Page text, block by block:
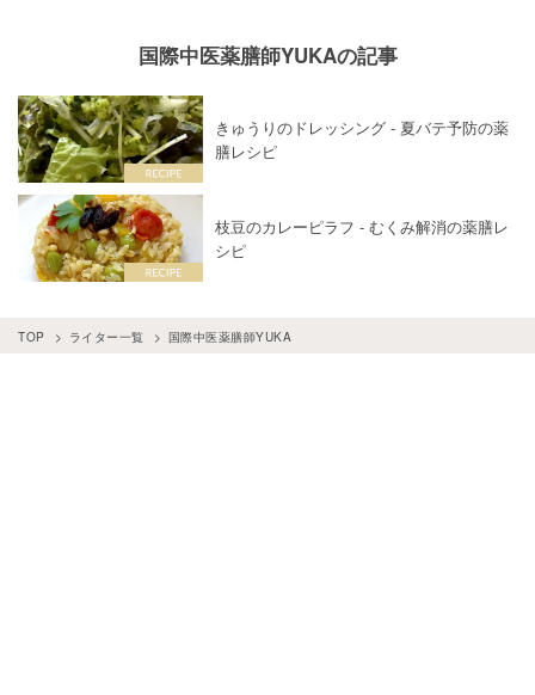
国際中医薬膳師YUKAの記事
きゅうりのドレッシング - 夏バテ予防の薬
膳レシピ
枝豆のカレーピラフ - むくみ解消の薬膳レ
シピ
TOP ライター一覧 国際中医薬膳師YUKA